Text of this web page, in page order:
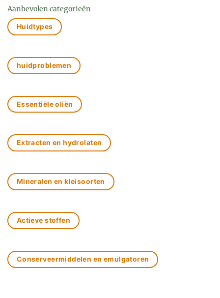
Aanbevolen categorieën
Huidtypes
huidproblemen
Essentiële oliën
Extracten en hydrolaten
Mineralen en kleisoorten
Actieve stoffen
Conserveermiddelen en emulgatoren